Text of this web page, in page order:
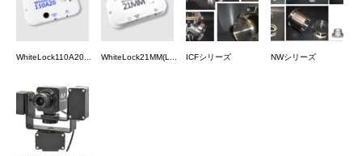
WhiteLock110A20... WhiteLock21MM(L... ICFシリーズ NWシリーズ